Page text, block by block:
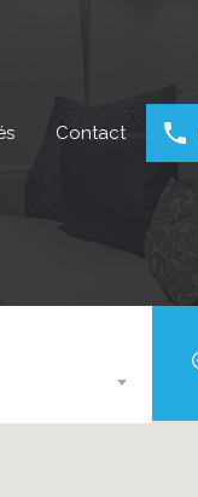
Contact